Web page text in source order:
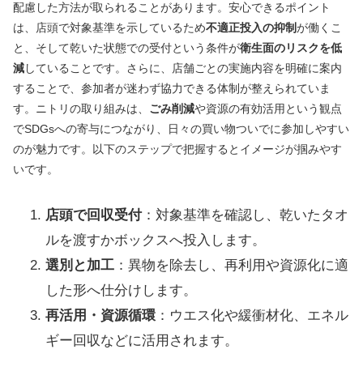
配慮した方法が取られることがあります。安心できるポイント
は、店頭で対象基準を示しているため不適正投入の抑制が働くこ
と、そして乾いた状態での受付という条件が衛生面のリスクを低
減していることです。さらに、店舗ごとの実施内容を明確に案内
することで、参加者が迷わず協力できる体制が整えられていま
す。ニトリの取り組みは、 ごみ削減や資源の有効活用という観点
でSDGsへの寄与につながり、日々の買い物ついでに参加しやすい
のが魅力です。以下のステップで把握するとイメージが掴みやす
いです。
店頭で回収受付：対象基準を確認し、乾いたタオ
ルを渡すかボックスへ投入します。
選別と加工 ：異物を除去し、再利用や資源化に適
した形へ仕分けします。
再活用・資源循環 ：ウエス化や緩衝材化、エネル
ギー回収などに活用されます。